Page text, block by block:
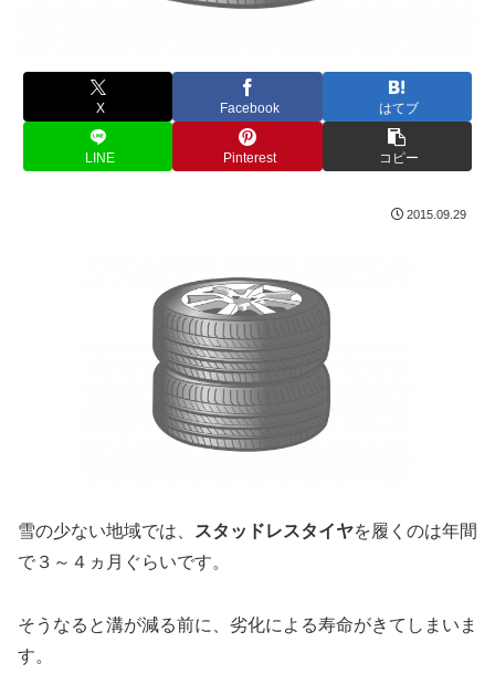
X Facebook はてブ
LINE Pinterest コピー
2015.09.29
雪の少ない地域では、 スタッドレスタイヤを履くのは年間
で３～４ヵ月ぐらいです。
そうなると溝が減る前に、劣化による寿命がきてしまいま
す。